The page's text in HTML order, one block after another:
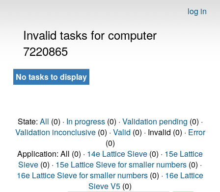
log in
Invalid tasks for computer
7220865
No tasks to display
State: All (0) · In progress(0) · Validation pending (0) ·
Validation inconclusive(0) · Valid (0) · Invalid (0) · Error
(0)
Application: All (0) · 14e Lattice Sieve (0) · 15e Lattice
Sieve (0) · 15e Lattice Sieve for smaller numbers (0) ·
16e Lattice Sieve for smaller numbers (0) · 16e Lattice
Sieve V5 (0)